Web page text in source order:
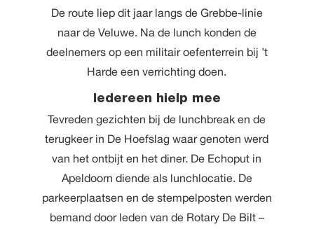
De route liep dit jaar langs de Grebbe-linie
naar de Veluwe. Na de lunch konden de
deelnemers op een militair oefenterrein bij ’t
Harde een verrichting doen.
Iedereen hielp mee
Tevreden gezichten bij de lunchbreak en de
terugkeer in De Hoefslag waar genoten werd
van het ontbijt en het diner. De Echoput in
Apeldoorn diende als lunchlocatie. De
parkeerplaatsen en de stempelposten werden
bemand door leden van de Rotary De Bilt –